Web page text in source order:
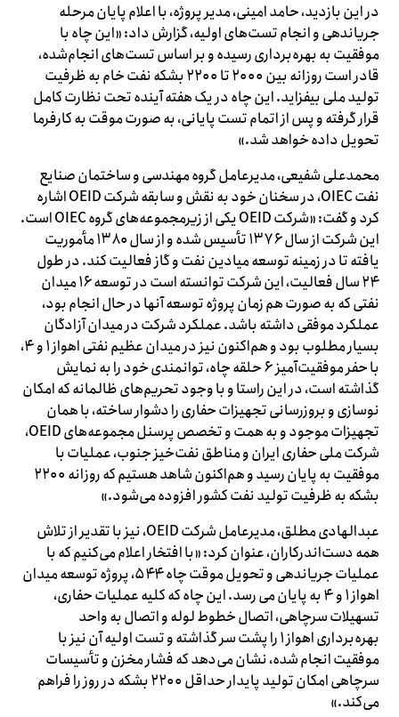
در این بازدید، حامد امینی، مدیر پروژه، با اعلام پایان مرحله
جریاندهی و انجام تست‌های اولیه، گزارش داد: «این چاه با
موفقیت به بهره‌برداری رسیده و بر اساس تست‌های انجام‌شده،
قادر است روزانه بین ۲۰۰۰ تا ۲۲۰۰ بشکه نفت خام به ظرفیت
تولید ملی بیفزاید. این چاه در یک هفته آینده تحت نظارت کامل
قرار گرفته و پس از اتمام تست پایانی، به صورت موقت به کارفرما
تحویل داده خواهد شد.»
محمدعلی شفیعی، مدیرعامل گروه مهندسی و ساختمان صنایع
نفت OIEC، در سخنان خود به نقش و سابقه شرکت OEID اشاره
کرد و گفت: «شرکت OEID یکی از زیرمجموعه‌های گروه OIEC است.
این شرکت از سال ۱۳۷۶ تأسیس شده و از سال ۱۳۸۰ مأموریت
یافته تا در زمینه توسعه میادین نفت و گاز فعالیت کند. در طول
۲۴ سال فعالیت، این شرکت توانسته است در توسعه ۱۶ میدان
نفتی که به صورت هم زمان پروژه توسعه آنها در حال انجام بود،
عملکرد موفقی داشته باشد. عملکرد شرکت در میدان آزادگان
بسیار مطلوب بود و هم‌اکنون نیز در میدان عظیم نفتی اهواز ۱ و ۴،
با حفر موفقیت‌آمیز ۶ حلقه چاه، توانمندی خود را به نمایش
گذاشته است، در این راستا و با وجود تحریم‌های ظالمانه که امکان
نوسازی و بروزرسانی تجهیزات حفاری را دشوار ساخته، با همان
تجهیزات موجود و به همت و تخصص پرسنل مجموعه‌های OEID،
شرکت ملی حفاری ایران و مناطق نفت‌خیز جنوب، عملیات با
موفقیت به پایان رسید و هم‌اکنون شاهد هستیم که روزانه ۲۲۰۰
بشکه به ظرفیت تولید نفت کشور افزوده می‌شود.»
عبدالهادی مطلق، مدیرعامل شرکت OEID، نیز با تقدیر از تلاش
همه دست‌اندرکاران، عنوان کرد: «با افتخار اعلام می‌کنیم که با
عملیات جریاندهی و تحویل موقت چاه ۵۴۴، پروژه توسعه میدان
اهواز ۱ و ۴ به پایان می رسد. این چاه که کلیه عملیات حفاری،
تسهیلات سرچاهی، اتصال خطوط لوله و اتصال به واحد
بهره‌برداری اهواز ۱ را پشت سر گذاشته و تست اولیه آن نیز با
موفقیت انجام شده، نشان می‌دهد که فشار مخزن و تأسیسات
سرچاهی امکان تولید پایدار حداقل ۲۲۰۰ بشکه در روز را فراهم
می‌کند.»